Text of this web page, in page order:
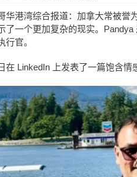
华港湾综合报道：加拿大常被誉
了一个更加复杂的现实。
行官。
在 LinkedIn 上发表了一篇饱含情